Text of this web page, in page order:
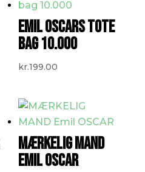
EMIL OSCARS TOTE
BAG 10.000
kr.199.00
MÆRKELIG MAND
EMIL OSCAR